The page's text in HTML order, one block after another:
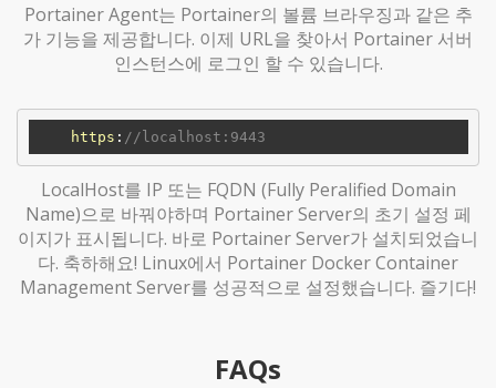
Portainer Agent는 Portainer의 볼륨 브라우징과 같은 추
가 기능을 제공합니다. 이제 URL을 찾아서 Portainer 서버
인스턴스에 로그인 할 수 있습니다.
https : //localhost:9443
LocalHost를 IP 또는 FQDN (Fully Peralified Domain
Name)으로 바꿔야하며 Portainer Server의 초기 설정 페
이지가 표시됩니다. 바로 Portainer Server가 설치되었습니
다. 축하해요! Linux에서 Portainer Docker Container
Management Server를 성공적으로 설정했습니다. 즐기다!
FAQs